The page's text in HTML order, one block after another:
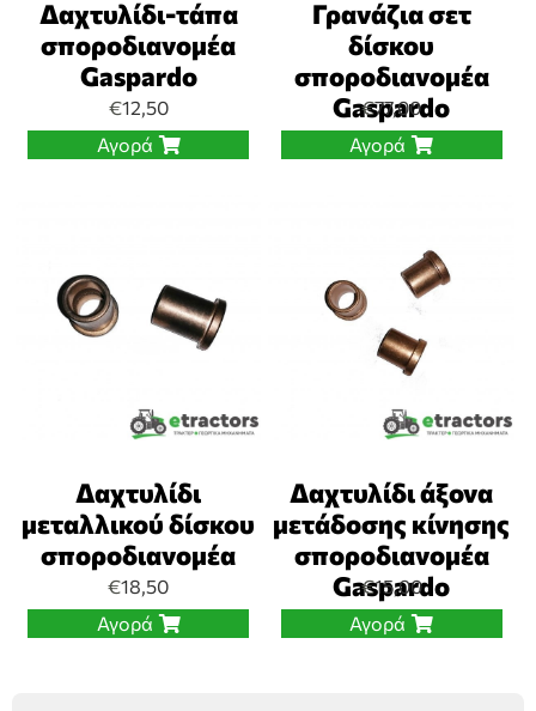
Δαχτυλίδι-τάπα
σποροδιανομέα
Gaspardo
€12,50
Αγορά
Γρανάζια σετ
δίσκου
σποροδιανομέα
Gaspardo
€77,00
Αγορά
Δαχτυλίδι
μεταλλικού δίσκου
σποροδιανομέα
€18,50
Αγορά
Δαχτυλίδι άξονα
μετάδοσης κίνησης
σποροδιανομέα
Gaspardo
€15,00
Αγορά